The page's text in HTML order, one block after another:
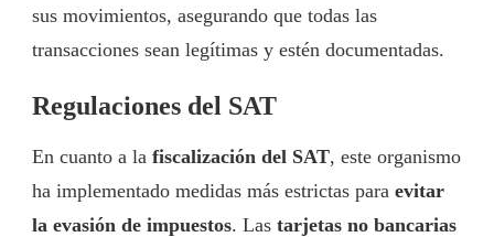
sus movimientos, asegurando que todas las
transacciones sean legítimas y estén documentadas.
Regulaciones del SAT
En cuanto a la fiscalización del SAT, este organismo
ha implementado medidas más estrictas para evitar
la evasión de impuestos. Las tarjetas no bancarias